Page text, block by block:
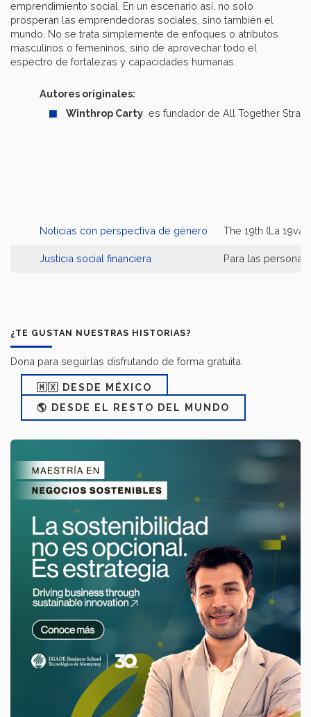
emprendimiento social. En un escenario así, no solo
prosperan las emprendedoras sociales, sino también el
mundo. No se trata simplemente de enfoques o atributos
masculinos o femeninos, sino de aprovechar todo el
espectro de fortalezas y capacidades humanas.
Autores originales:
Winthrop Carty es fundador de All Together
Noticias con perspectiva de género The 19th (La
Justicia social financiera Para las
¿TE GUSTAN NUESTRAS HISTORIAS?
Dona para seguirlas disfrutando de forma gratuita.
🇲🇽 DESDE MÉXICO
🌎 DESDE EL RESTO DEL MUNDO